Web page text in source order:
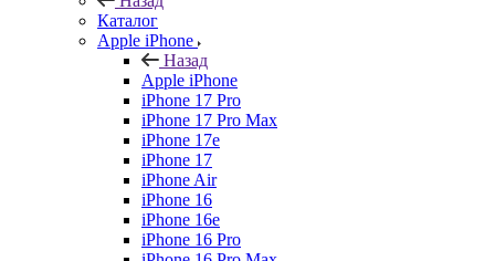
Каталог
Apple iPhone
Назад
Apple iPhone
iPhone 17 Pro
iPhone 17 Pro Max
iPhone 17e
iPhone 17
iPhone Air
iPhone 16
iPhone 16e
iPhone 16 Pro